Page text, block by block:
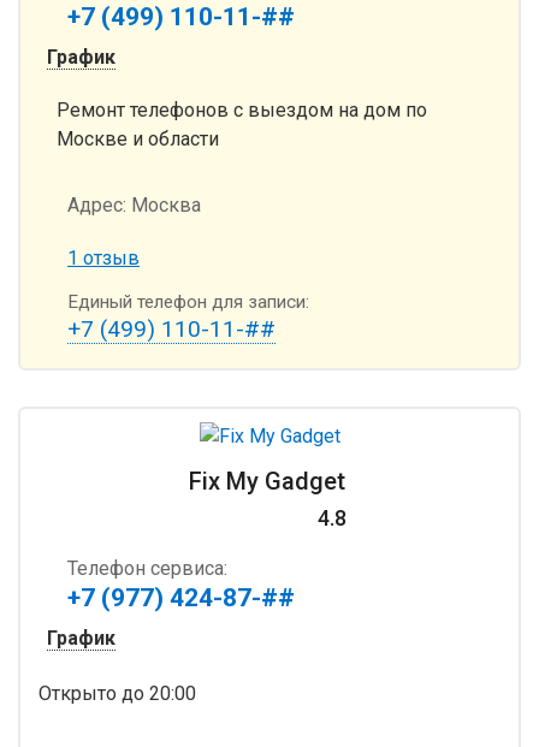
+7 (499) 110-11-##
График
Ремонт телефонов с выездом на дом по
Москве и области
Адрес: Москва
1 отзыв
Единый телефон для записи:
+7 (499) 110-11-##
Fix My Gadget
4.8
Телефон сервиса:
+7 (977) 424-87-##
График
Открыто до 20:00